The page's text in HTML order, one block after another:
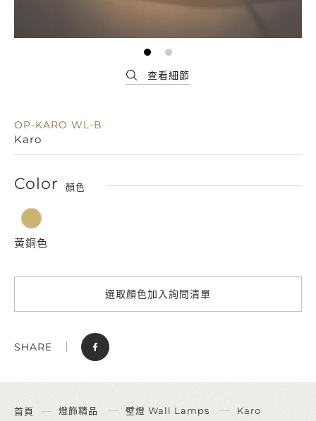
OP-KARO WL-B
Karo
Color 顏色
黃銅色
選取顏色加入詢問清單
SHARE
首頁 燈飾精品 壁燈 Wall Lamps Karo